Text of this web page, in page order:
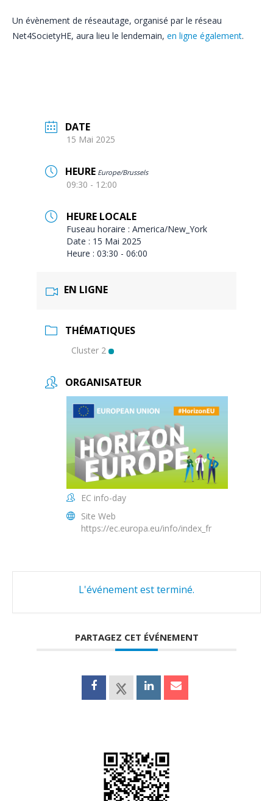
Un évènement de réseautage, organisé par le réseau
Net4SocietyHE, aura lieu le lendemain, en ligne également.
DATE
15 Mai 2025
HEURE Europe/Brussels
09:30 - 12:00
HEURE LOCALE
Fuseau horaire : America/New_York
Date : 15 Mai 2025
Heure : 03:30 - 06:00
EN LIGNE
THÉMATIQUES
Cluster 2
ORGANISATEUR
EC info-day
Site Web
https://ec.europa.eu/info/index_fr
L'événement est terminé.
PARTAGEZ CET ÉVÉNEMENT